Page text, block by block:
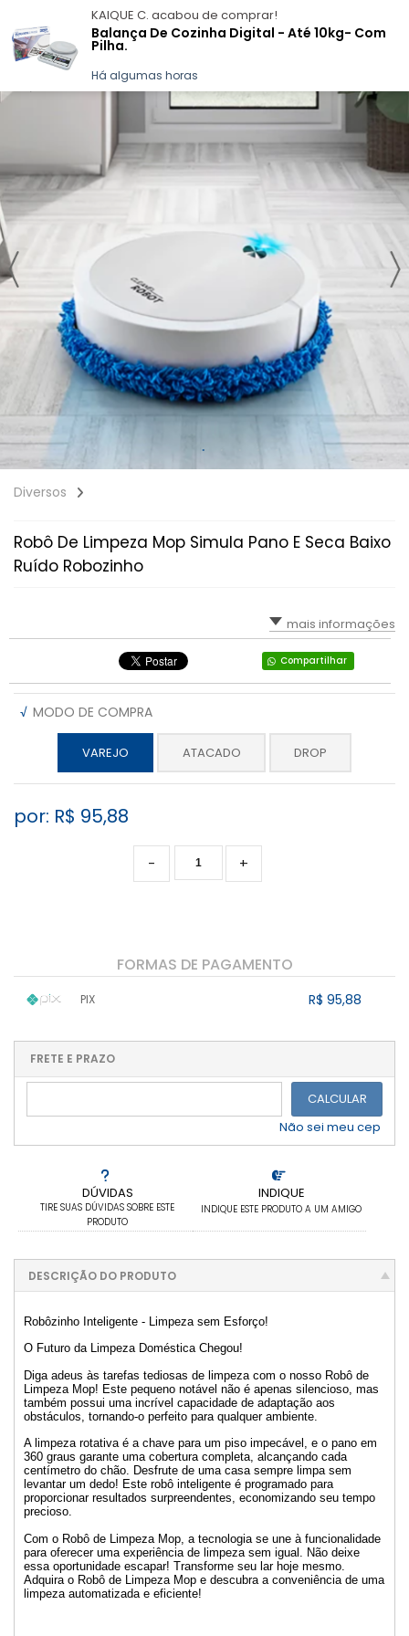
Diversos
Robô De Limpeza Mop Simula Pano E Seca Baixo
Ruído Robozinho
mais informações
Compartilhar
√ MODO DE COMPRA
VAREJO ATACADO DROP
DÚVIDAS
TIRE SUAS DÚVIDAS SOBRE ESTE
PRODUTO
INDIQUE
INDIQUE ESTE PRODUTO A UM AMIGO
por: R$ 95,88
+
-
FORMAS DE PAGAMENTO
PIX R$ 95,88
...
....
FRETE E PRAZO
CALCULAR
Não sei meu cep
DESCRIÇÃO DO PRODUTO
Robôzinho Inteligente - Limpeza sem Esforço!
O Futuro da Limpeza Doméstica Chegou!
Diga adeus às tarefas tediosas de limpeza com o nosso Robô de
Limpeza Mop! Este pequeno notável não é apenas silencioso, mas
também possui uma incrível capacidade de adaptação aos
obstáculos, tornando-o perfeito para qualquer ambiente.
A limpeza rotativa é a chave para um piso impecável, e o pano em
360 graus garante uma cobertura completa, alcançando cada
centímetro do chão. Desfrute de uma casa sempre limpa sem
levantar um dedo! Este robô inteligente é programado para
proporcionar resultados surpreendentes, economizando seu tempo
precioso.
Com o Robô de Limpeza Mop, a tecnologia se une à funcionalidade
para oferecer uma experiência de limpeza sem igual. Não deixe
essa oportunidade escapar! Transforme seu lar hoje mesmo.
Adquira o Robô de Limpeza Mop e descubra a conveniência de uma
limpeza automatizada e eficiente!
KAIQUE C. acabou de comprar!
Balança De Cozinha Digital - Até 10kg- Com
Pilha.
Há algumas horas